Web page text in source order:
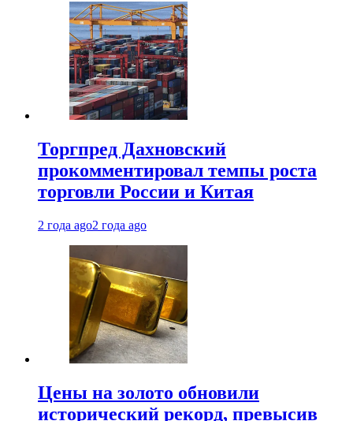
Торгпред Дахновский
прокомментировал темпы роста
торговли России и Китая
2 года ago2 года ago
Цены на золото обновили
исторический рекорд, превысив